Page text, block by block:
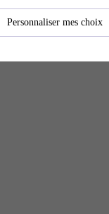
Personnaliser mes choix